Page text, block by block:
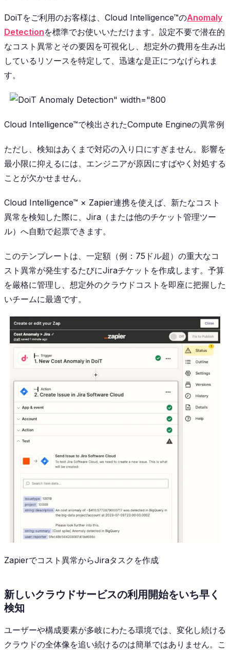
DoiTをご利用のお客様は、Cloud Intelligence™のAnomaly
Detectionを標準でお使いいただけます。設定不要で潜在的
なコスト異常とその要因を可視化し、想定外の費用を生み出
しているリソースを特定して、迅速な是正につなげられま
す。
Cloud Intelligence™で検出されたCompute Engineの異常例
ただし、検知はあくまで対応の入り口にすぎません。影響を
最小限に抑えるには、エンジニアが原因にすばやく対処する
ことが欠かせません。
Cloud Intelligence™ × Zapier連携を使えば、新たなコスト
異常を検知した際に、Jira（または他のチケット管理ツー
ル）へ自動で起票できます。
このテンプレートは、一定額（例：75ドル超）の重大なコ
スト異常が発生するたびにJiraチケットを作成します。予算
を厳格に管理し、想定外のクラウドコストを即座に把握した
いチームに最適です。
Zapierでコスト異常からJiraタスクを作成
新しいクラウドサービスの利用開始をいち早く
検知
ユーザーや構成要素が多岐にわたる環境では、変化し続ける
クラウドの全体像を追い続けるのは簡単ではありません。こ